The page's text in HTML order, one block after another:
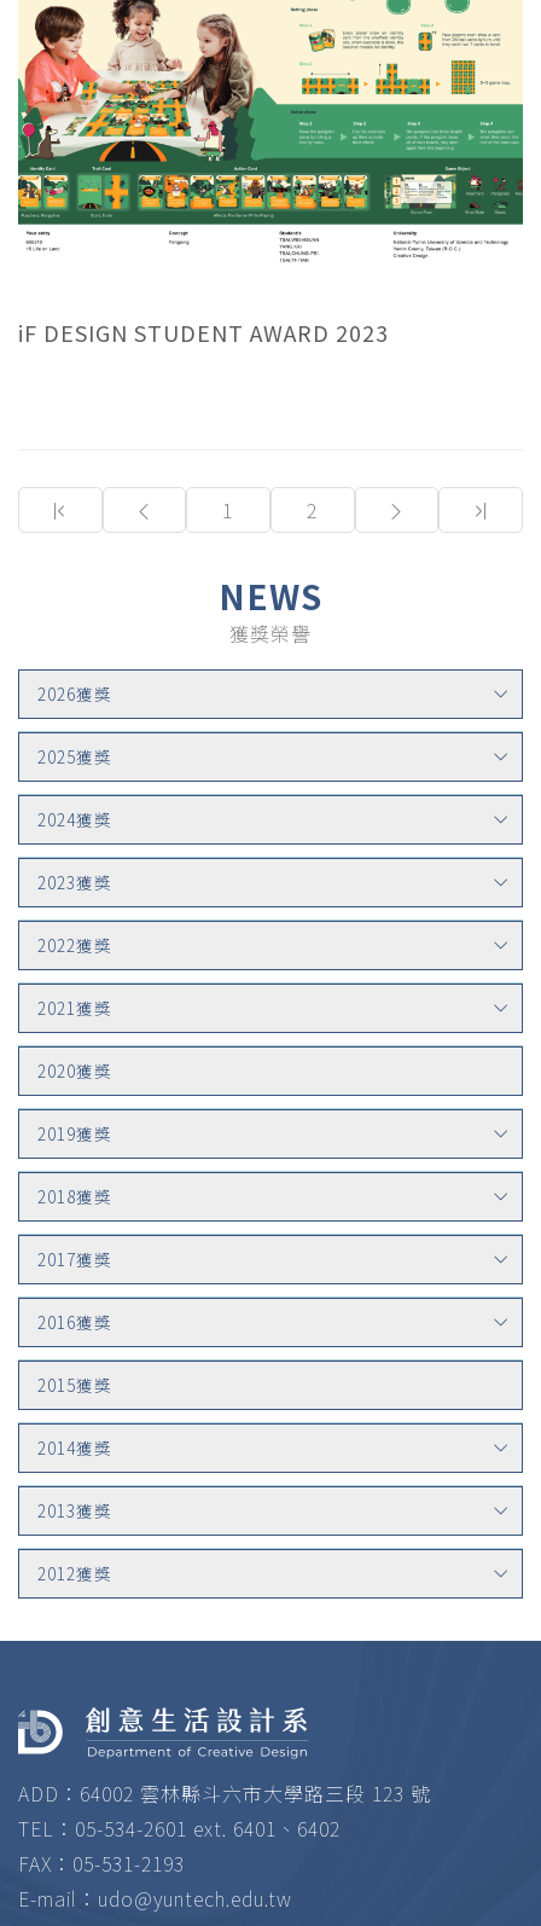
NEWS
獲獎榮譽
2026獲獎
2025獲獎
2024獲獎
2023獲獎
2022獲獎
2021獲獎
2020獲獎
2019獲獎
2018獲獎
2017獲獎
2016獲獎
2015獲獎
2014獲獎
2013獲獎
2012獲獎
iF DESIGN STUDENT AWARD 2023
1 (current)
2
ADD：64002 雲林縣斗六市大學路三段 123 號
TEL：05-534-2601 ext. 6401、6402
FAX：05-531-2193
E-mail： udo@yuntech.edu.tw